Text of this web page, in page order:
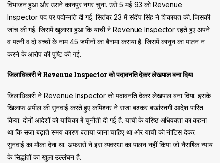
विभाजन हुआ और उसने कानपुर नगर चुना. उसे 5 मई 93 को Revenue
Inspector पद पर पदोन्नति दी गई. सितंबर 23 में संदीप सिंह ने शिकायत की. जिसकी
जांच की गई. जिसमें खुलासा हुआ कि याची ने Revenue Inspector रहते हुए अपने
व पत्नी व दो बच्चों के नाम 45 जमीनों का बैनामा कराया है. जिसमें कानून का पालन न
करने के आरोप की पुष्टि की गई.
जिलाधिकारी ने Revenue Inspector को पदावनति देकर लेखपाल बना दिया
जिलाधिकारी ने Revenue Inspector को पदावनति देकर लेखपाल बना दिया. इसके
खिलाफ अपील की सुनवाई करते हुए कमिश्नर ने सजा बढ़कर बर्खास्तगी आदेश पारित
किया. दोनों आदेशों को याचिका में चुनौती दी गई है. याची के वरिष्ठ अधिवक्ता का कहना
था कि सजा बढ़ाते समय कारण बताया जाना चाहिए था और याची को नोटिस देकर
सुनवाई का मौका देना था. अफसरों ने इस व्यवस्था का पालन नहीं किया जो नैसर्गिक न्याय
के सिद्धां​तों का खुला उल्लंघन है.